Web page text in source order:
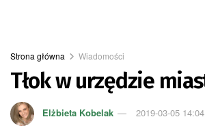
Strona główna Wiadomości
Tłok w urzędzie
Elżbieta Kobelak 2019-03-05 14:04